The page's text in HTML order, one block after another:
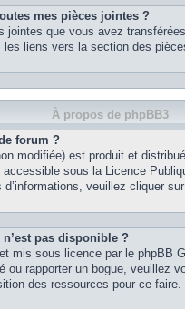
mes pièces jointes ?
jointes que vous avez
les liens vers la section des
À propos de phpBB3
forum ?
modifiée) est produit et
sous la Licence
veuillez cliquer
pas disponible ?
mis sous licence par le phpBB
ou rapporter un bogue, veuillez
des ressources pour ce faire.